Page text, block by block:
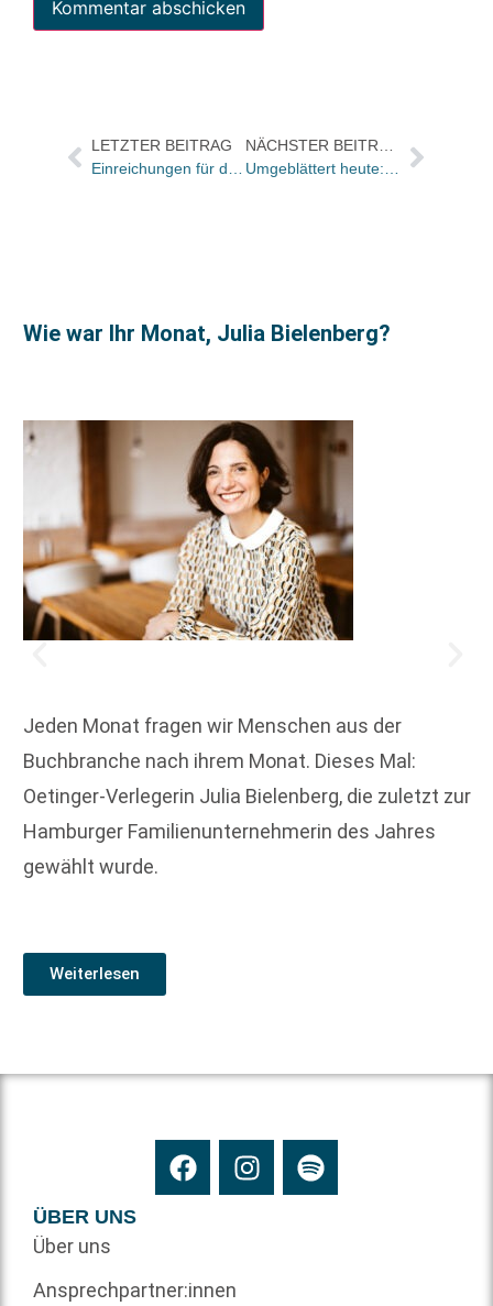
LETZTER BEITRAG
Wie war Ihr Monat, Julia Bielenberg?
Jeden Monat fragen wir Menschen aus der
Buchbranche nach ihrem Monat. Dieses Mal:
Oetinger-Verlegerin Julia Bielenberg, die zuletzt zur
Hamburger Familienunternehmerin des Jahres
gewählt wurde.
Weiterlesen
ÜBER UNS
Über uns
Ansprechpartner:innen